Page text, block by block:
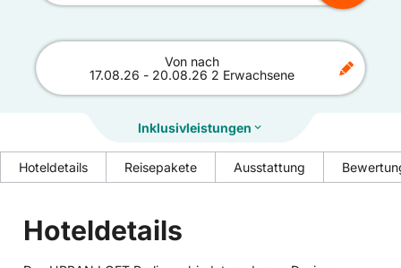
Von nach
17.08.26 - 20.08.26 2 Erwachsene
Inklusivleistungen
Hoteldetails Reisepakete Ausstattung
Hoteldetails